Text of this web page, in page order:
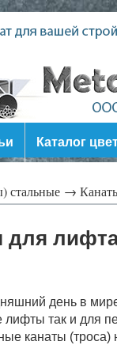
Каталог
стальные →
для
день в
лифты так и для
канаты